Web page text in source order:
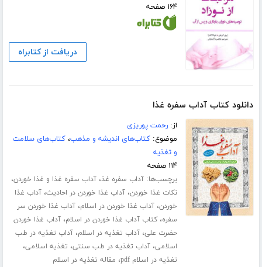
۱۶۴ صفحه
دریافت از کتابراه
دانلود کتاب آداب سفره غذا
از:رحمت پوریزی
موضوع:کتاب‌های اندیشه و مذهب،کتاب‌های سلامت
و تغذیه
۱۱۴ صفحه
برچسب‌ها:آداب سفره غذ،آداب سفره غذا و غذا خوردن،
نکات غذا خوردن،آداب غذا خوردن در احادیث،آداب غذا
خوردن،آداب غذا خوردن در اسلام،آداب غذا خوردن سر
سفره،کتاب آداب غذا خوردن در اسلام،آداب غذا خوردن
حضرت علی،آداب تغذیه در اسلام،آداب تغذیه در طب
اسلامی،آداب تغذیه در طب سنتی، تغذیه اسلامی،
تغذیه در اسلام pdf ، مقاله تغذیه در اسلام